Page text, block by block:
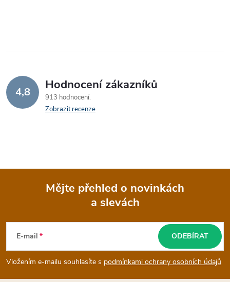
4,8 Hodnocení zákazníků
913 hodnocení
Zobrazit recenze
p
Mějte přehled o novinkách
a slevách
E-mail
Vložením e-mailu souhlasíte s podmínkami ochrany osobních údajů
ODEBÍRAT